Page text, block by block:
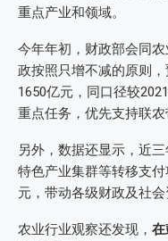
重点产业和领域。
今年年初，财政部会同
政按照只增不减的原则
1650亿元，同口径较
重点任务，优先支持联农
另外，数据还显示，近
特色产业集群等转移支
元，带动各级财政及社会
农业行业观察还发现， 在